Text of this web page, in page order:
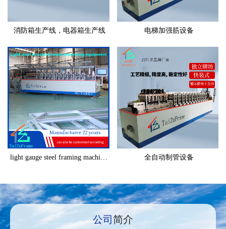
消防箱生产线，电器箱生产线 电梯加强筋设备
全自动制管设备
公司简介